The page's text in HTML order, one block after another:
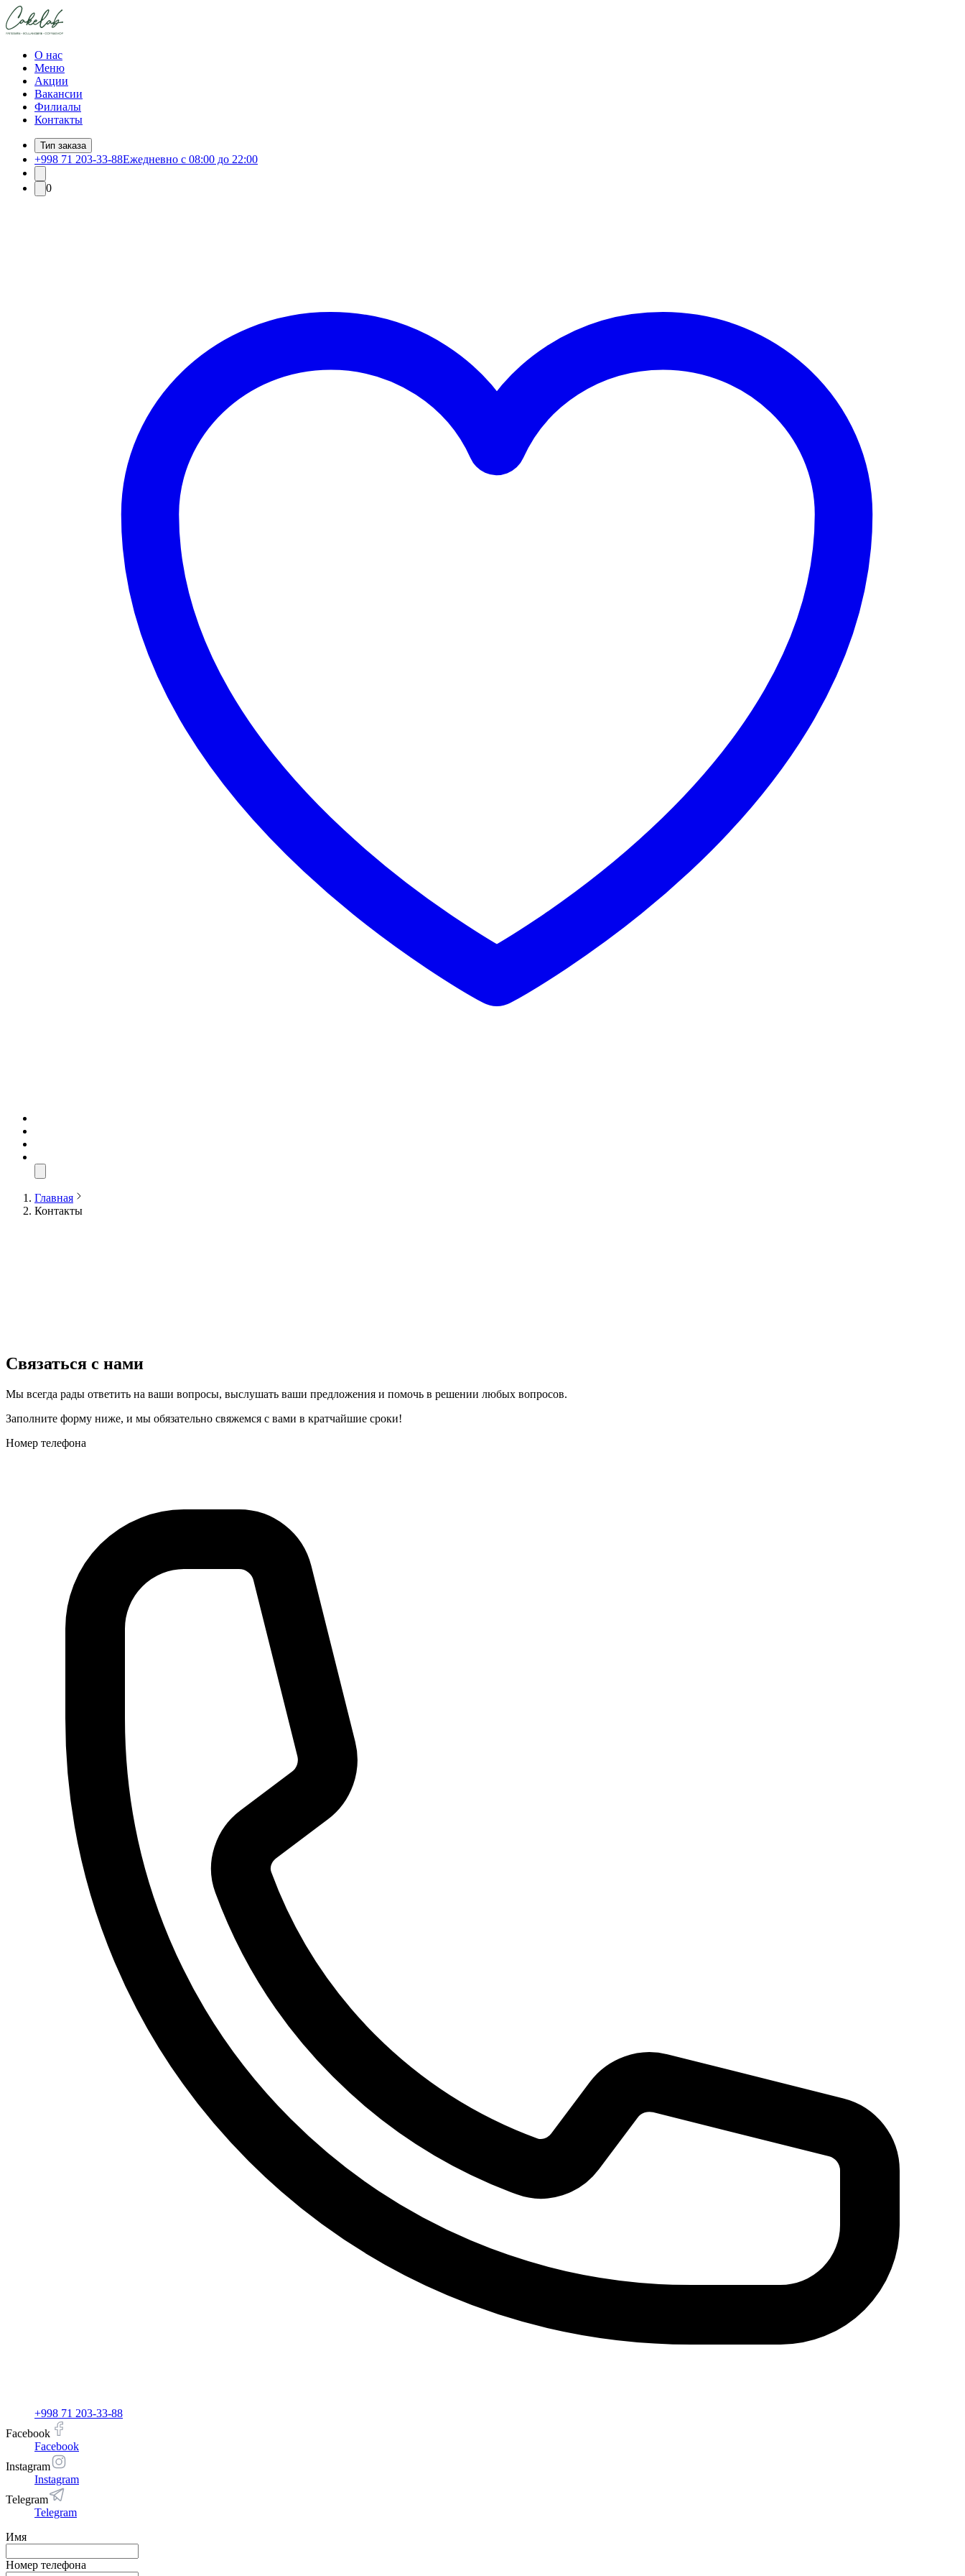
О нас
Меню
Акции
Вакансии
Филиалы
Контакты
Тип заказа
+998 71 203-33-88Ежедневно с 08:00 до 22:00
0
Главная
Контакты
Связаться с нами
Мы всегда рады ответить на ваши вопросы, выслушать ваши предложения и помочь в решении любых вопросов.
Заполните форму ниже, и мы обязательно свяжемся с вами в кратчайшие сроки!
Номер телефона
+998 71 203-33-88
Facebook
Facebook
Instagram
Instagram
Telegram
Telegram
Имя
Номер телефона